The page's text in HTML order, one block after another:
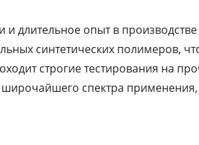
длительное опыт в
синтетических полимеров,
строгие тестирования на
спектра применения,